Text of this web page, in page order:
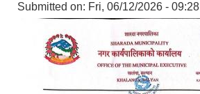
Submitted on: Fri, 06/12/2026 - 09:28